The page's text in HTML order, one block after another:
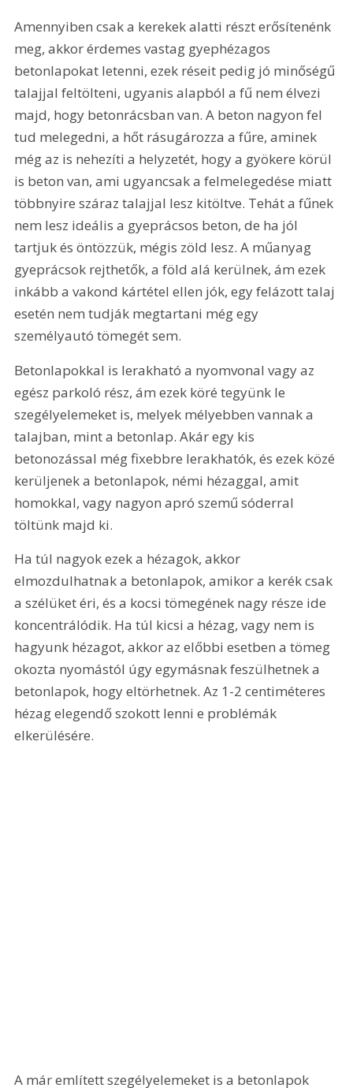
Amennyiben csak a kerekek alatti részt erősítenénk
meg, akkor érdemes vastag gyephézagos
betonlapokat letenni, ezek réseit pedig jó minőségű
talajjal feltölteni, ugyanis alapból a fű nem élvezi
majd, hogy betonrácsban van. A beton nagyon fel
tud melegedni, a hőt rásugározza a fűre, aminek
még az is nehezíti a helyzetét, hogy a gyökere körül
is beton van, ami ugyancsak a felmelegedése miatt
többnyire száraz talajjal lesz kitöltve. Tehát a fűnek
nem lesz ideális a gyeprácsos beton, de ha jól
tartjuk és öntözzük, mégis zöld lesz. A műanyag
gyeprácsok rejthetők, a föld alá kerülnek, ám ezek
inkább a vakond kártétel ellen jók, egy felázott talaj
esetén nem tudják megtartani még egy
személyautó tömegét sem.
Betonlapokkal is lerakható a nyomvonal vagy az
egész parkoló rész, ám ezek köré tegyünk le
szegélyelemeket is, melyek mélyebben vannak a
talajban, mint a betonlap. Akár egy kis
betonozással még fixebbre lerakhatók, és ezek közé
kerüljenek a betonlapok, némi hézaggal, amit
homokkal, vagy nagyon apró szemű sóderral
töltünk majd ki.
Ha túl nagyok ezek a hézagok, akkor
elmozdulhatnak a betonlapok, amikor a kerék csak
a szélüket éri, és a kocsi tömegének nagy része ide
koncentrálódik. Ha túl kicsi a hézag, vagy nem is
hagyunk hézagot, akkor az előbbi esetben a tömeg
okozta nyomástól úgy egymásnak feszülhetnek a
betonlapok, hogy eltörhetnek. Az 1-2 centiméteres
hézag elegendő szokott lenni e problémák
elkerülésére.
A már említett szegélyelemeket is a betonlapok